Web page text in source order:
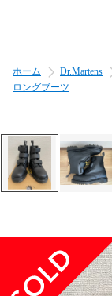
ホーム Dr.Martens
ロングブーツ